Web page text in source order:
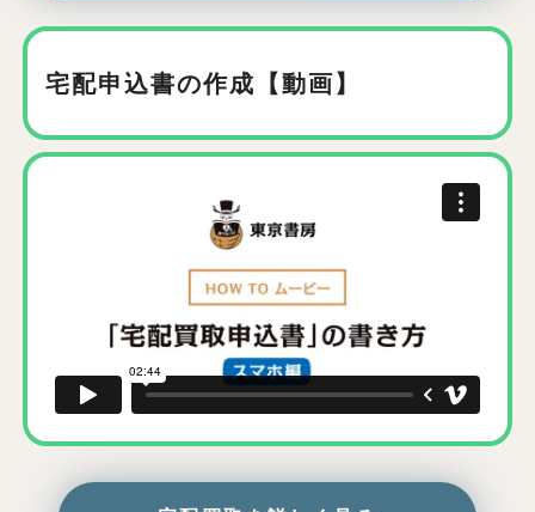
宅配申込書の作成【動画】